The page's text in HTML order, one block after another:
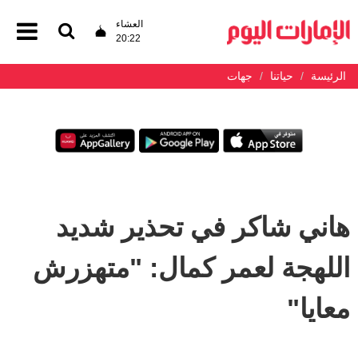
العشاء
20:22
الرئيسة حياتنا جهات
هاني شاكر في تحذير شديد
اللهجة لعمر كمال: "متهزرش
معايا"